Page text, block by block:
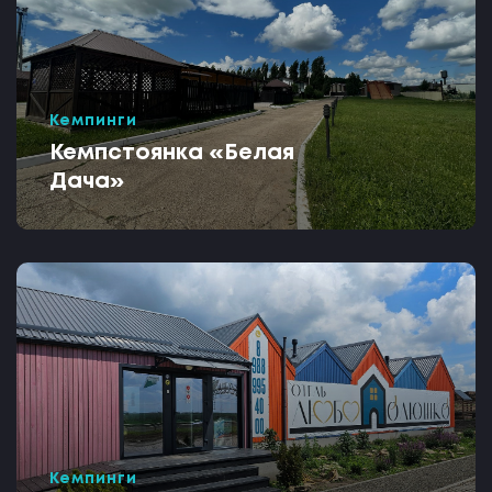
Кемпинги
Кемпстоянка «Белая
Дача»
Кемпинги